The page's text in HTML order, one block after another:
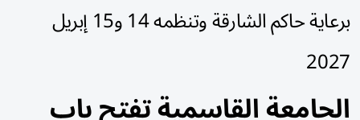
برعاية حاكم الشارقة وتنظمه 14 و15 إبريل
2027